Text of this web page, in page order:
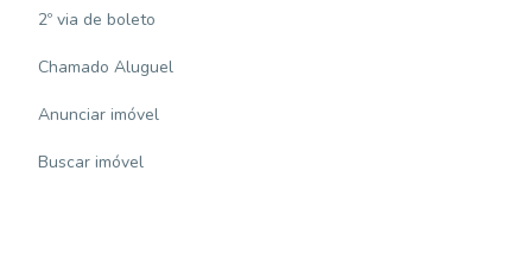
2º via de boleto
Chamado Aluguel
Anunciar imóvel
Buscar imóvel